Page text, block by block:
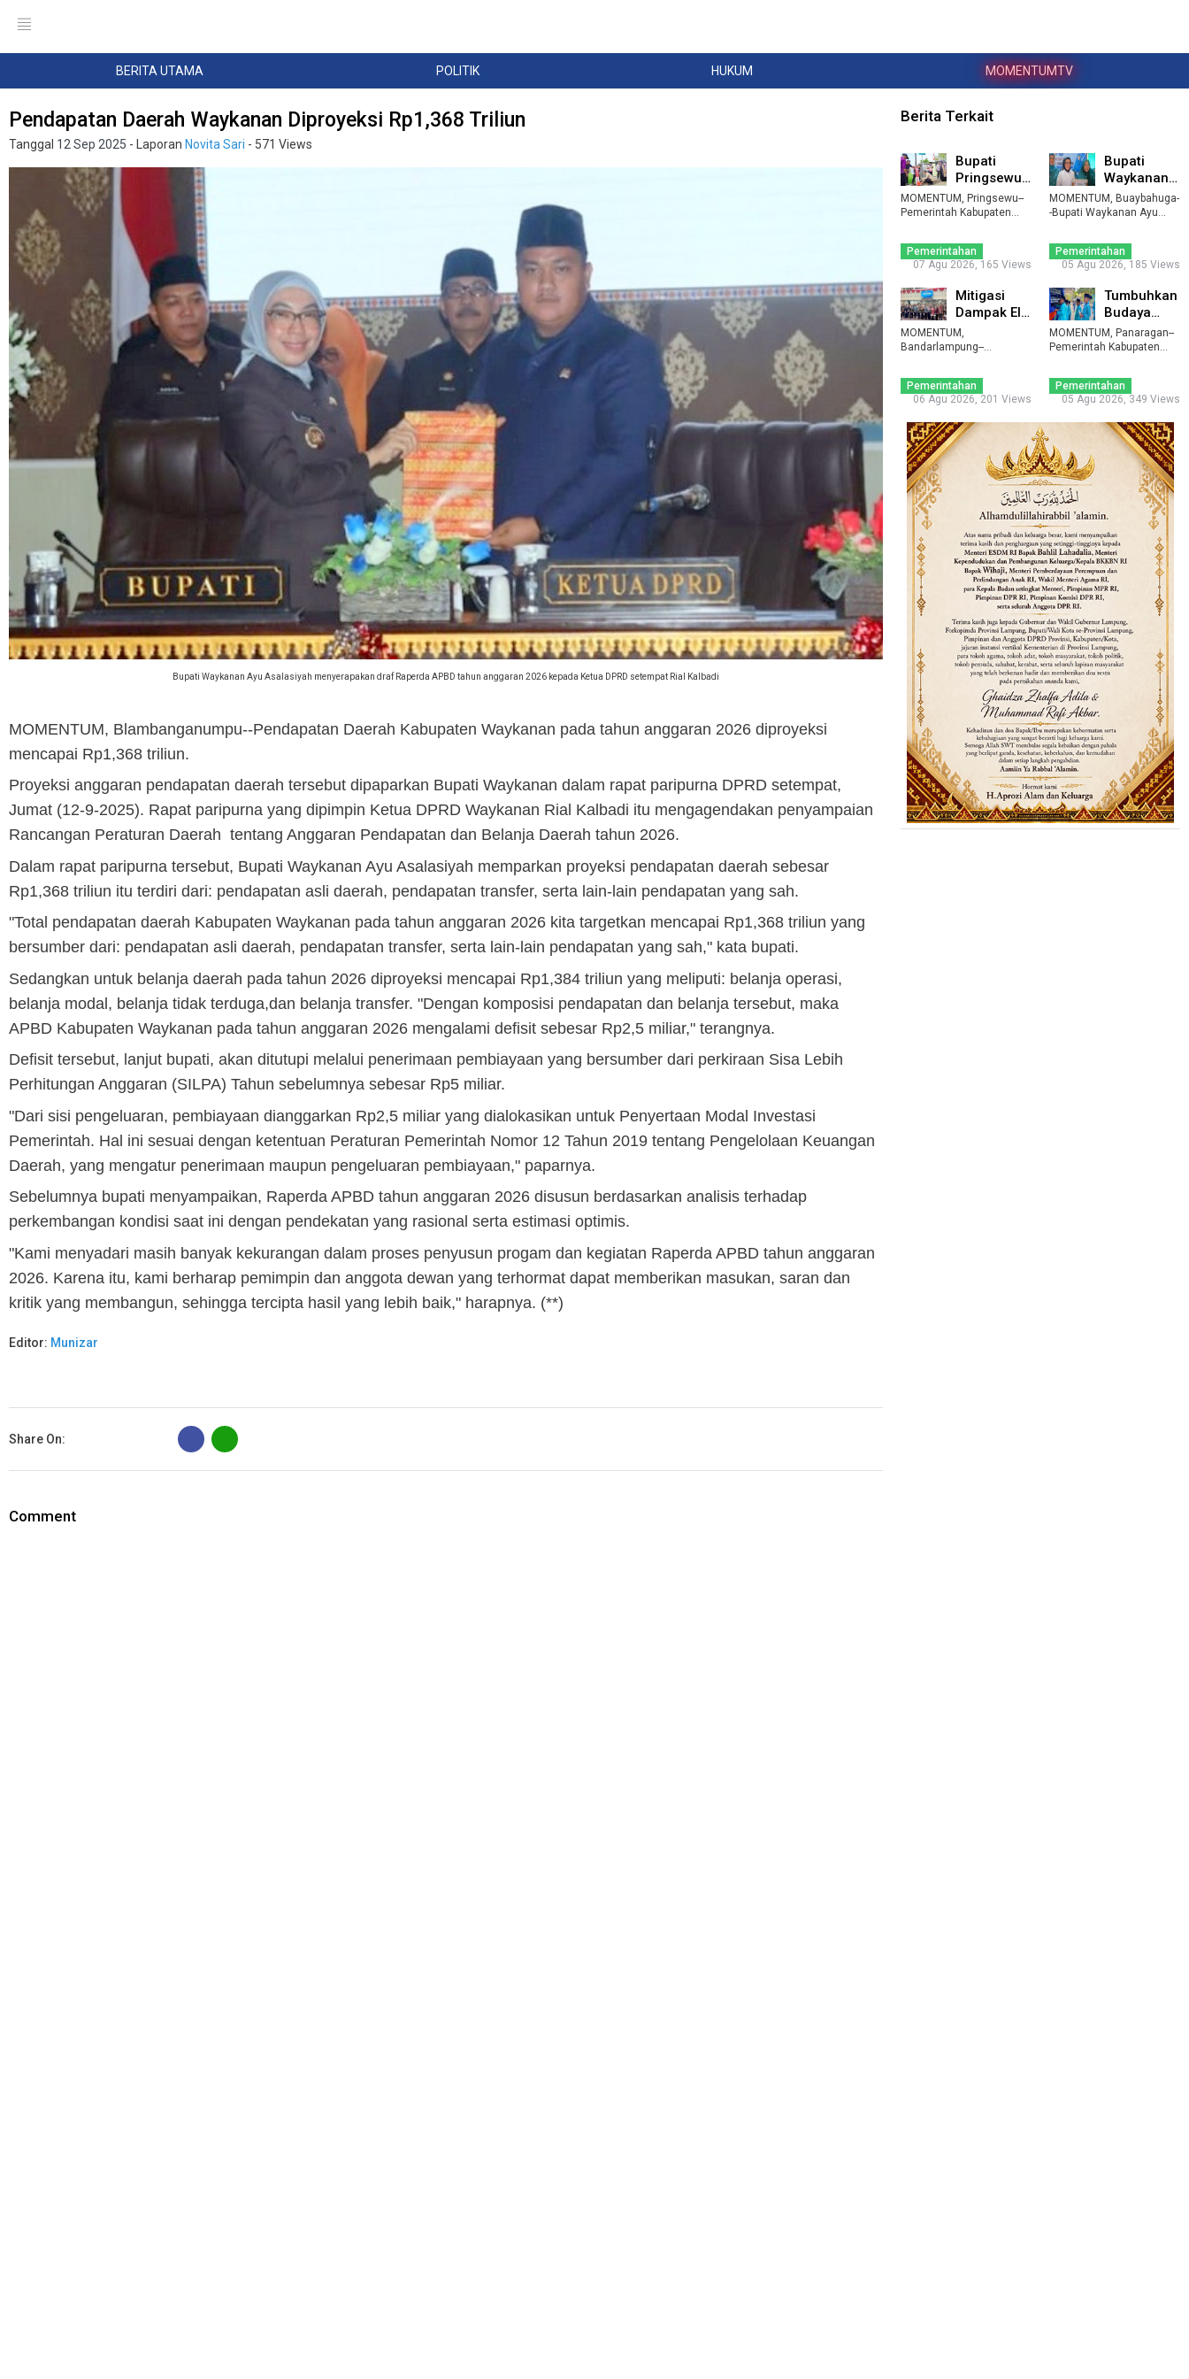
BERITA UTAMA POLITIK HUKUM MOMENTUMTV
Pendapatan Daerah Waykanan Diproyeksi Rp1,368 Triliun
Tanggal 12 Sep 2025 - Laporan Novita Sari - 571 Views
Bupati Waykanan Ayu Asalasiyah menyerapakan draf Raperda APBD tahun anggaran 2026 kepada Ketua DPRD setempat Rial Kalbadi
MOMENTUM, Blambanganumpu--Pendapatan Daerah Kabupaten Waykanan pada tahun anggaran 2026 diproyeksi
mencapai Rp1,368 triliun.
Proyeksi anggaran pendapatan daerah tersebut dipaparkan Bupati Waykanan dalam rapat paripurna DPRD setempat,
Jumat (12-9-2025). Rapat paripurna yang dipimpin Ketua DPRD Waykanan Rial Kalbadi itu mengagendakan penyampaian
Rancangan Peraturan Daerah tentang Anggaran Pendapatan dan Belanja Daerah tahun 2026.
Dalam rapat paripurna tersebut, Bupati Waykanan Ayu Asalasiyah memparkan proyeksi pendapatan daerah sebesar
Rp1,368 triliun itu terdiri dari: pendapatan asli daerah, pendapatan transfer, serta lain-lain pendapatan yang sah.
"Total pendapatan daerah Kabupaten Waykanan pada tahun anggaran 2026 kita targetkan mencapai Rp1,368 triliun yang
bersumber dari: pendapatan asli daerah, pendapatan transfer, serta lain-lain pendapatan yang sah," kata bupati.
Sedangkan untuk belanja daerah pada tahun 2026 diproyeksi mencapai Rp1,384 triliun yang meliputi: belanja operasi,
belanja modal, belanja tidak terduga,dan belanja transfer. "Dengan komposisi pendapatan dan belanja tersebut, maka
APBD Kabupaten Waykanan pada tahun anggaran 2026 mengalami defisit sebesar Rp2,5 miliar," terangnya.
Defisit tersebut, lanjut bupati, akan ditutupi melalui penerimaan pembiayaan yang bersumber dari perkiraan Sisa Lebih
Perhitungan Anggaran (SILPA) Tahun sebelumnya sebesar Rp5 miliar.
"Dari sisi pengeluaran, pembiayaan dianggarkan Rp2,5 miliar yang dialokasikan untuk Penyertaan Modal Investasi
Pemerintah. Hal ini sesuai dengan ketentuan Peraturan Pemerintah Nomor 12 Tahun 2019 tentang Pengelolaan Keuangan
Daerah, yang mengatur penerimaan maupun pengeluaran pembiayaan," paparnya.
Sebelumnya bupati menyampaikan, Raperda APBD tahun anggaran 2026 disusun berdasarkan analisis terhadap
perkembangan kondisi saat ini dengan pendekatan yang rasional serta estimasi optimis.
"Kami menyadari masih banyak kekurangan dalam proses penyusun progam dan kegiatan Raperda APBD tahun anggaran
2026. Karena itu, kami berharap pemimpin dan anggota dewan yang terhormat dapat memberikan masukan, saran dan
kritik yang membangun, sehingga tercipta hasil yang lebih baik," harapnya. (**)
Editor: Munizar
Share On:
B
Comment
Berita Terkait
Bupati
Pringsewu
Serap
Aspirasi
Kresnom ...
MOMENTUM, Pringsewu--
Pemerintah Kabupaten
Pemerintahan
07 Agu 2026, 165 Views
Bupati
Waykanan:
PKK Harus
Jadi Motor
MOMENTUM, Buaybahuga-
-Bupati Waykanan Ayu
Pemerintahan
05 Agu 2026, 185 Views
Mitigasi
Dampak El
Nino,
Lampung
Penggun ...
MOMENTUM,
Bandarlampung--
Pemerintahan
06 Agu 2026, 201 Views
Tumbuhkan
Budaya
Baca,
Tubaba
Perpu ...
MOMENTUM, Panaragan--
Pemerintah Kabupaten
Pemerintahan
05 Agu 2026, 349 Views